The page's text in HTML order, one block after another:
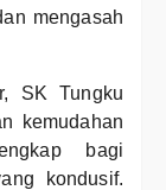
mengasah
SK Tungku
kemudahan
bagi
kondusif.